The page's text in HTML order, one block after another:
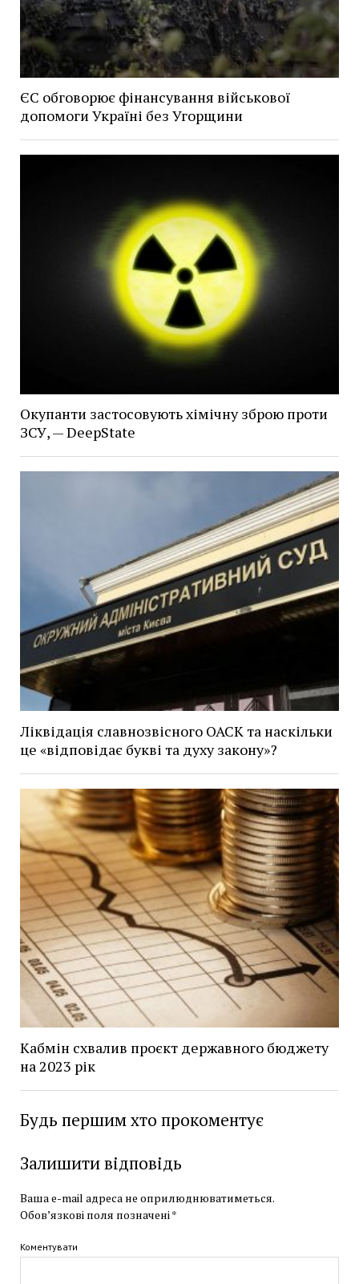
ЄС обговорює фінансування військової
допомоги Україні без Угорщини
Окупанти застосовують хімічну зброю проти
ЗСУ, — DeepState
Ліквідація славнозвісного ОАСК та наскільки
це «відповідає букві та духу закону»?
Кабмін схвалив проєкт державного бюджету
на 2023 рік
Будь першим хто прокоментує
Залишити відповідь
Ваша e-mail адреса не оприлюднюватиметься.
Обов’язкові поля позначені *
Коментувати